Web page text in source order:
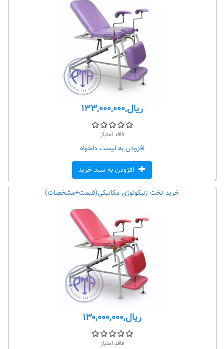
ریال,۱۳۳,۰۰۰,۰۰۰
فاقد امتیاز
افزودن به لیست دلخواه
افزودن به سبد خرید
خرید تخت ژنیکولوژی مکانیکی(قیمت+مشخصات)
ریال,۱۳۰,۰۰۰,۰۰۰
فاقد امتیاز